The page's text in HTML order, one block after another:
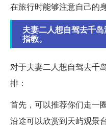
在旅行时能够注意自己的
夫妻二人想自驾去千
指教。
对于夫妻二人想自驾去千
排：
首先，可以推荐你们走一
沿途可以欣赏到天屿观景